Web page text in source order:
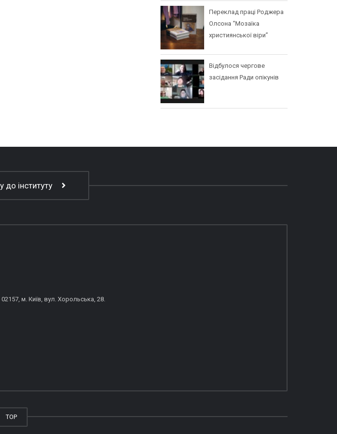
Переклад праці Роджера
Олсона “Мозаїка
християнської віри”
Відбулося чергове
засідання Ради опікунів
до інституту
м. Київ, вул. Хорольська, 28.
TOP